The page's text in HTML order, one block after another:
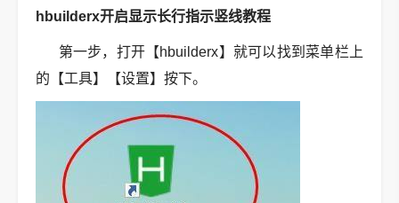
hbuilderx开启显示长行指示竖线教程
第一步，打开【hbuilderx】就可以找到菜单栏上
的【工具】【设置】按下。